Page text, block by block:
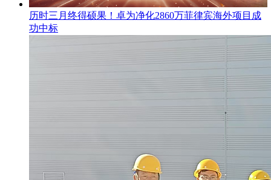
​历时三月终得硕果！卓为净化2860万菲律宾海外项目成
功中标